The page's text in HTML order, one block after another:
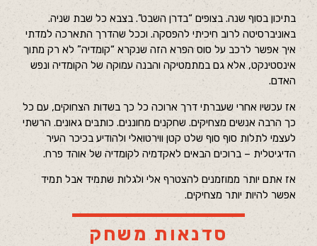
בתיכון בסוף שנה. בצופים “בדרן השבט”. בצבא כל שבת שניה.
באוניברסיטה לרוב חיכיתי להפסקה. וככל שהדרך התארכה למדתי
איך אפשר לרכב על סוס הפרא הזה שנקרא “קומדיה” לא רק מתוך
אינסטינקט, אלא גם במתמטיקה והבנה עמוקה של הקומדיה ונפש
האדם.
אז עכשיו אחרי שעברתי דרך ארוכה כל כך בשדות הצחוקים, עם כל
כך הרבה אנשים מצחיקים. שחקנים מחוננים. כותבים גאונים. הרשתי
לעצמי לתלות סוף סוף שלט קטן ווירטואלי ולהודיע בכיכר העיר
הדיגיטלית – ברוכים הבאים לאקדמיה לקומדיה של אוהד פרח.
אז אתם יותר ממוזמנים להצטרף אלי ולגלות שתמיד אבל תמיד
אפשר להיות יותר מצחיקים.
סדנאות משחק